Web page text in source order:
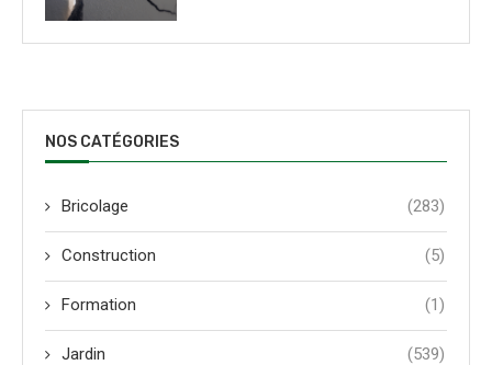
NOS CATÉGORIES
Bricolage (283)
Construction (5)
Formation (1)
Jardin (539)